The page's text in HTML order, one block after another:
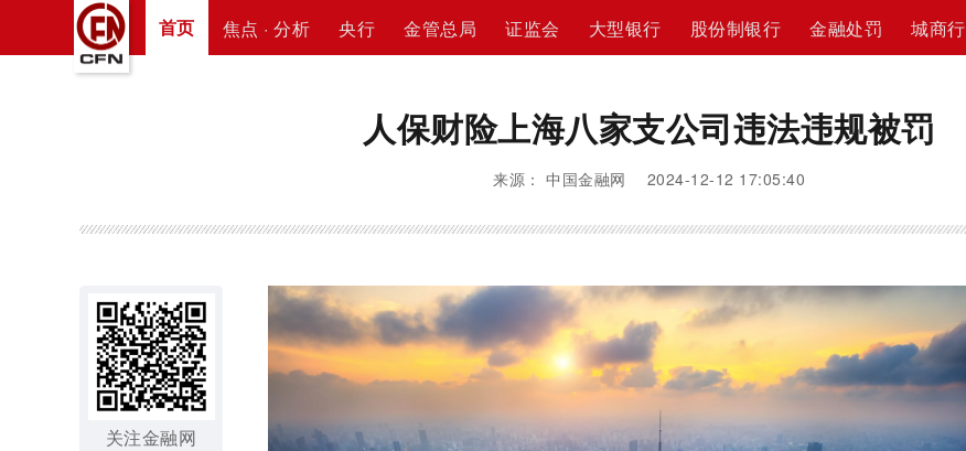
首页 焦点 · 分析 央行 金管总局 证监会 大型银行 股份制银行 金融处罚 城商行
人保财险上海八家支公司违法违规被罚
来源： 中国金融网 2024-12-12 17:05:40
关注金融网